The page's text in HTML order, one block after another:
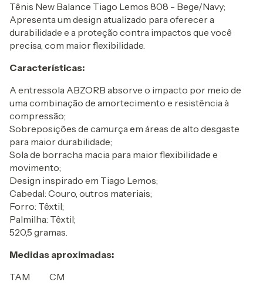
Tênis New Balance Tiago Lemos 808 - Bege/Navy;
Apresenta um design atualizado para oferecer a
durabilidade e a proteção contra impactos que você
precisa, com maior flexibilidade.
Características:
A entressola ABZORB absorve o impacto por meio de
uma combinação de amortecimento e resistência à
compressão;
Sobreposições de camurça em áreas de alto desgaste
para maior durabilidade;
Sola de borracha macia para maior flexibilidade e
movimento;
Design inspirado em Tiago Lemos;
Cabedal: Couro, outros materiais;
Forro: Têxtil;
Palmilha: Têxtil;
520,5 gramas.
Medidas aproximadas:
TAM CM